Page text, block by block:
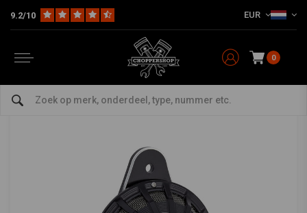
9.2/10 EUR
0
HD Inlaat en luchtfilter 15-Spaaks hoorn deksel. Geheel zwart
bekijk alles van Arlen Ness
15-Spaaks hoorn deksel. Geheel zwart